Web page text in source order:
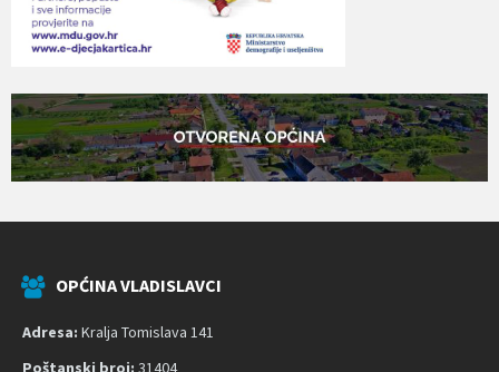
OPĆINA VLADISLAVCI
Adresa: Kralja Tomislava 141
Poštanski broj: 31404